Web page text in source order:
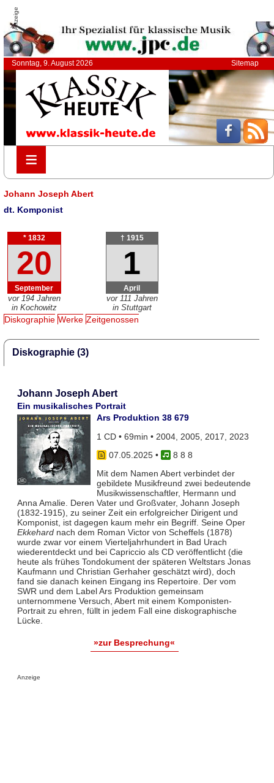
Anzeige
Sonntag, 9. August 2026 Sitemap
≡
≡
Johann Joseph Abert
dt. Komponist
* 1832
20
September
vor 194 Jahren
in Kochowitz
† 1915
1
April
vor 111 Jahren
in Stuttgart
Diskographie Werke Zeitgenossen
Diskographie (3)
Johann Joseph Abert
Ein musikalisches Portrait
Ars Produktion 38 679
1 CD • 69min • 2004, 2005, 2017, 2023
07.05.2025•
8 8 8
Mit dem Namen Abert verbindet der
gebildete Musikfreund zwei bedeutende
Musikwissenschaftler, Hermann und
Anna Amalie. Deren Vater und Großvater, Johann Joseph
(1832-1915), zu seiner Zeit ein erfolgreicher Dirigent und
Komponist, ist dagegen kaum mehr ein Begriff. Seine Oper
Ekkehardnach dem Roman Victor von Scheffels (1878)
wurde zwar vor einem Vierteljahrhundert in Bad Urach
wiederentdeckt und bei Capriccio als CD veröffentlicht (die
heute als frühes Tondokument der späteren Weltstars Jonas
Kaufmann und Christian Gerhaher geschätzt wird), doch
fand sie danach keinen Eingang ins Repertoire. Der vom
SWR und dem Label Ars Produktion gemeinsam
unternommene Versuch, Abert mit einem Komponisten-
Portrait zu ehren, füllt in jedem Fall eine diskographische
Lücke.
»zur Besprechung«
Anzeige